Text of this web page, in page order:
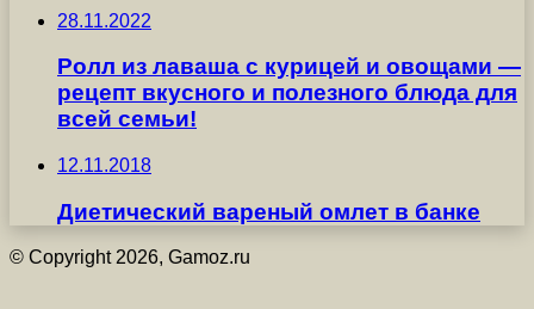
28.11.2022
Ролл из лаваша с курицей и овощами —
рецепт вкусного и полезного блюда для
всей семьи!
12.11.2018
Диетический вареный омлет в банке
© Copyright 2026, Gamoz.ru